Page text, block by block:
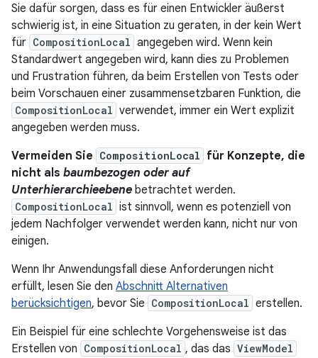
Sie dafür sorgen, dass es für einen Entwickler äußerst
schwierig ist, in eine Situation zu geraten, in der kein Wert
für CompositionLocal angegeben wird. Wenn kein
Standardwert angegeben wird, kann dies zu Problemen
und Frustration führen, da beim Erstellen von Tests oder
beim Vorschauen einer zusammensetzbaren Funktion, die
CompositionLocal verwendet, immer ein Wert explizit
angegeben werden muss.
Vermeiden Sie CompositionLocal für Konzepte, die
nicht als baumbezogen oder auf
Unterhierarchieebene betrachtet werden.
CompositionLocal ist sinnvoll, wenn es potenziell von
jedem Nachfolger verwendet werden kann, nicht nur von
einigen.
Wenn Ihr Anwendungsfall diese Anforderungen nicht
erfüllt, lesen Sie den Abschnitt Alternativen
berücksichtigen, bevor Sie CompositionLocal erstellen.
Ein Beispiel für eine schlechte Vorgehensweise ist das
Erstellen von CompositionLocal , das das ViewModel